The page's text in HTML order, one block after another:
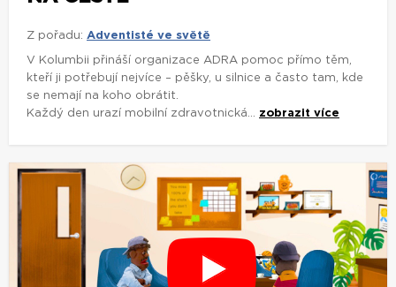
Z pořadu: Adventisté ve světě
V Kolumbii přináší organizace ADRA pomoc přímo těm,
kteří ji potřebují nejvíce – pěšky, u silnice a často tam, kde
se nemají na koho obrátit.
Každý den urazí mobilní zdravotnická... zobrazit více